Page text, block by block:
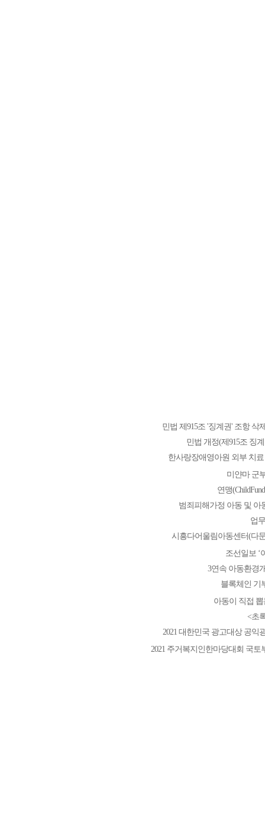
민법 제915조 '징계권' 조항 삭
민법 개정(제915조 징
한사랑장애영아원 외부 치
미얀마 군
연맹
범죄피해가정 아동 및 아
업
시흥다어울림아동센터(다
조선일보 ‘
3연속 아동환경
블록체인 기
아동이 직접
<초
2021 대한민국 광고대상 공익
2021 주거복지인한마당대회 국토